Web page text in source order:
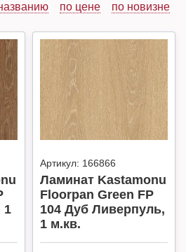
по цене по новизне
1
Артикул: 166866
Ламинат Kastamonu
Floorpan Green FP
104 Дуб Ливерпуль,
1 м.кв.